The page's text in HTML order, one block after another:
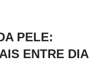
PELE:
ENTRE DIA